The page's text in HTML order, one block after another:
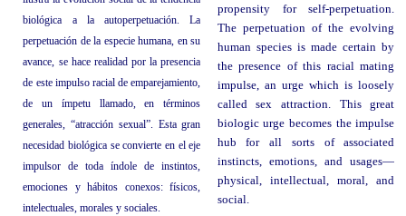
biológica a la autoperpetuación. La
perpetuación de la especie humana, en su
avance, se hace realidad por la presencia
de este impulso racial de emparejamiento,
de un ímpetu llamado, en términos
generales, “atracción sexual”. Esta gran
necesidad biológica se convierte en el eje
impulsor de toda índole de instintos,
emociones y hábitos conexos: físicos,
intelectuales, morales y sociales.
propensity for self-perpetuation.
The perpetuation of the evolving
human species is made certain by
the presence of this racial mating
impulse, an urge which is loosely
called sex attraction. This great
biologic urge becomes the impulse
hub for all sorts of associated
instincts, emotions, and usages—
physical, intellectual, moral, and
social.